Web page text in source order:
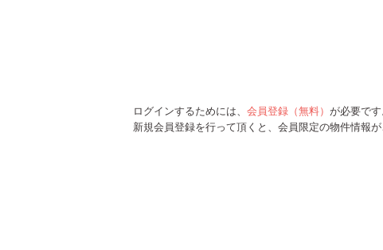
ログインするためには、 会員登録（無料） が必要です
新規会員登録を行って頂くと、会員限定の物件情報